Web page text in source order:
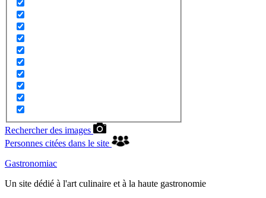
Rechercher des images
Personnes citées dans le site
Gastronomiac
Un site dédié à l'art culinaire et à la haute gastronomie